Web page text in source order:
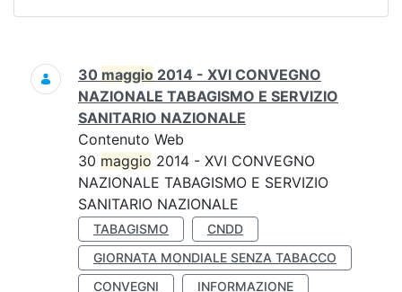
Ricerca
30 maggio 2014 - XVI CONVEGNO
NAZIONALE TABAGISMO E SERVIZIO
SANITARIO NAZIONALE
Contenuto Web
30 maggio 2014 - XVI CONVEGNO
NAZIONALE TABAGISMO E SERVIZIO
SANITARIO NAZIONALE
TABAGISMO
CNDD
GIORNATA MONDIALE SENZA TABACCO
CONVEGNI
INFORMAZIONE